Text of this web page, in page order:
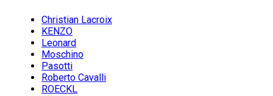
Christian Lacroix
KENZO
Leonard
Moschino
Pasotti
Roberto Cavalli
ROECKL